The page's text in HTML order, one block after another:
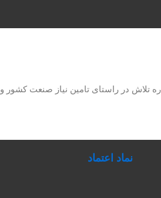
صنعتی همواره تلاش در راستای تامین نیاز صنعت کشور و
نماد اعتماد